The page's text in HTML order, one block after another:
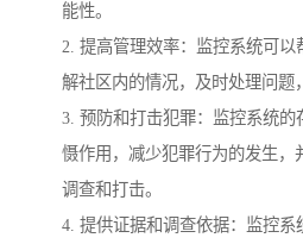
能性。
2. 提高管理效率：监控系统可以
解社区内的情况，及时处理问题
3. 预防和打击犯罪：监控系统的
慑作用，减少犯罪行为的发生，
调查和打击。
4. 提供证据和调查依据：监控系